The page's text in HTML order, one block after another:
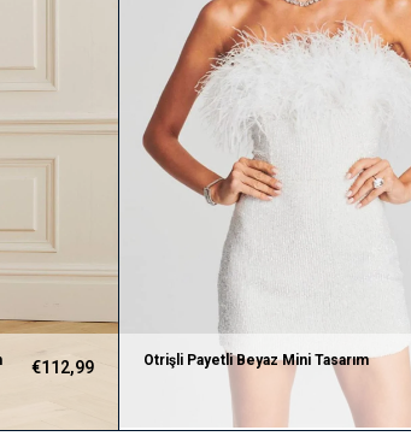
€112,99
Otrişli Payetli Beyaz Mini Tasarım